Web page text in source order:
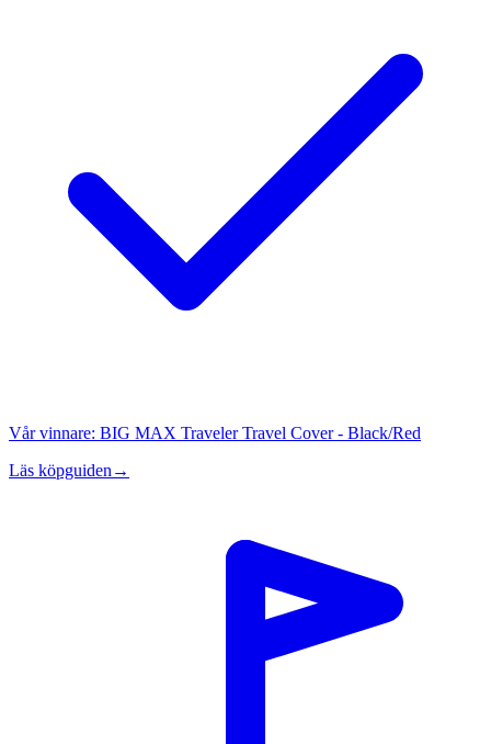
Vår vinnare: BIG MAX Traveler Travel Cover - Black/Red
Läs köpguiden →